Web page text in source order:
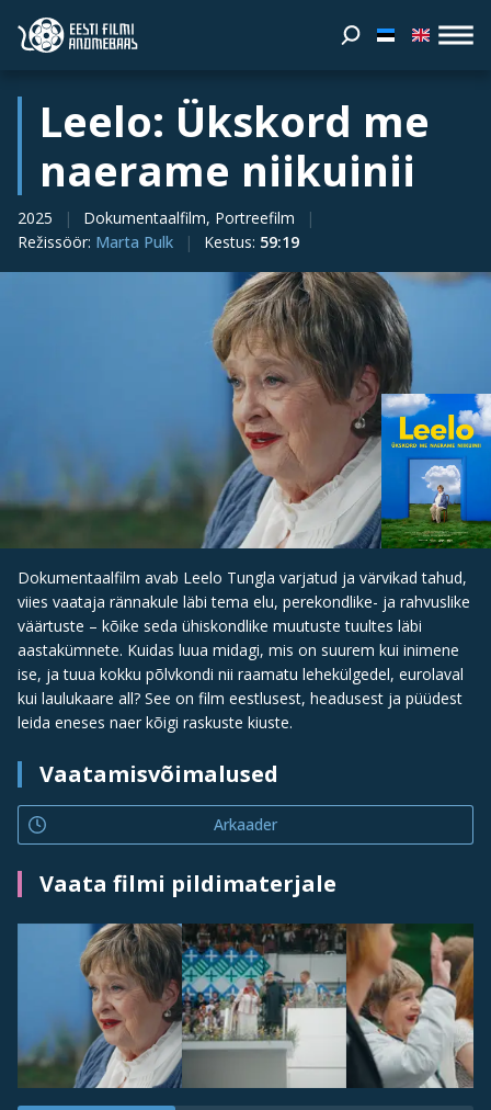
Leelo: Ükskord me
naerame niikuinii
2025
Dokumentaalfilm, Portreefilm
Režissöör: Marta Pulk Kestus: 59:19
Dokumentaalfilm avab Leelo Tungla varjatud ja värvikad tahud,
viies vaataja rännakule läbi tema elu, perekondlike- ja rahvuslike
väärtuste – kõike seda ühiskondlike muutuste tuultes läbi
aastakümnete. Kuidas luua midagi, mis on suurem kui inimene
ise, ja tuua kokku põlvkondi nii raamatu lehekülgedel, eurolaval
kui laulukaare all? See on film eestlusest, headusest ja püüdest
leida eneses naer kõigi raskuste kiuste.
Vaatamisvõimalused
Arkaader
Vaata filmi pildimaterjale